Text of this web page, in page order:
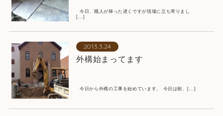
今日、職人が帰った遅くですが現場に立ち寄りまし
[...]
2013.3.24
外構始まってます
今日から外構の工事を始めています。 今日は朝、[...]